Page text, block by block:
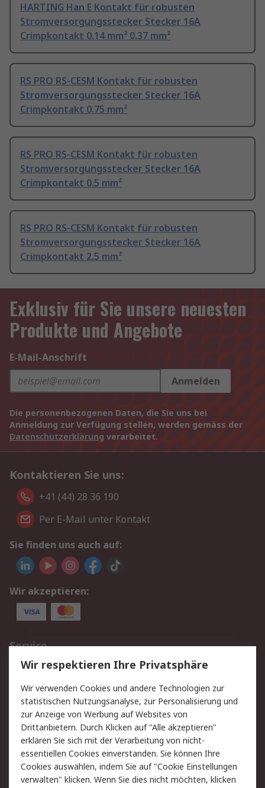
HARTING Han E Kontakt für robusten
Stromversorgungsstecker Stecker 16A
Crimpkontakt 0.14 mm² 0.37 mm²
RS PRO RS-CESM Kontakt für robusten
Stromversorgungsstecker Stecker 16A
Crimpkontakt 0.75 mm²
RS PRO RS-CESM Kontakt für robusten
Stromversorgungsstecker Stecker 16A
Crimpkontakt 0.5 mm²
RS PRO RS-CESM Kontakt für robusten
Stromversorgungsstecker Stecker 16A
Crimpkontakt 2.5 mm²
Exklusiv für Sie unsere neuesten
Produkte und Angebote
E-Mail-Anschrift
Anmelden
Die personenbezogenen Daten, die Sie uns bei
Anmeldung zur Verfügung stellen, werden gemäss der
Datenschutzerklärung verarbeitet.
Kontaktieren Sie uns:
+41 (44) 28 36 190
Per E-Mail unter Kontakt
Sie finden uns auch auf:
Wir akzeptieren:
Service
Value Added Services
Lieferlösungen
Rücksendungen
Kontakt
Hilfe
Rechtliches
AGB
Datenschutz
Cookie-Richtlinie
Zahlungsbedingungen
Wir respektieren Ihre Privatsphäre
Wir verwenden Cookies und andere Technologien zur
statistischen Nutzungsanalyse, zur Personalisierung und
zur Anzeige von Werbung auf Websites von
Drittanbietern. Durch Klicken auf "Alle akzeptieren"
erklären Sie sich mit der Verarbeitung von nicht-
essentiellen Cookies einverstanden. Sie können Ihre
Cookies auswählen, indem Sie auf "Cookie Einstellungen
verwalten" klicken. Wenn Sie dies nicht möchten, klicken